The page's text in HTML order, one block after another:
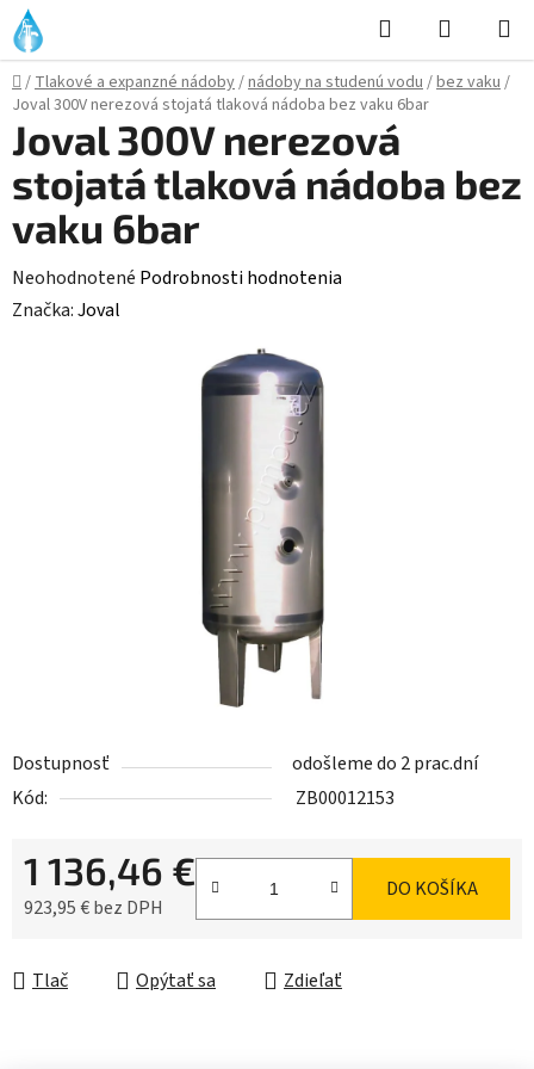
Prejsť
na
obsah
Hľadať
KOŠÍK
Domov
/Tlakové a expanzné nádoby/nádoby na studenú vodu/bez vaku/
Joval 300V nerezová stojatá tlaková nádoba bez vaku 6bar
Dostupnosť
odošleme do 2 prac.dní
Kód:
ZB00012153
1 136,46 €
923,95 € bez DPH
DO KOŠÍKA
Tlač Opýtať sa Zdieľať
Joval 300V nerezová
stojatá tlaková nádoba bez
vaku 6bar
Priemerné
hodnotenie
Neohodnotené Podrobnosti hodnotenia
Značka:Joval